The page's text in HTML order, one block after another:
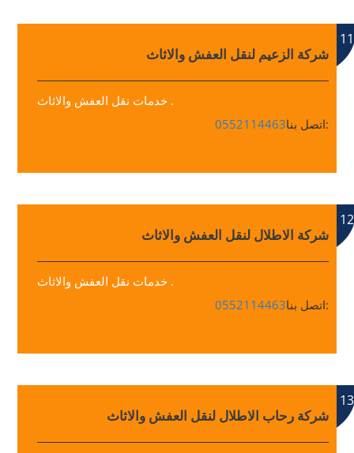
11
شركة الزعيم لنقل العفش والاثاث
خدمات نقل العفش والاثاث .
0552114463
اتصل بنا:
12
شركة الاطلال لنقل العفش والاثاث
خدمات نقل العفش والاثاث .
0552114463
اتصل بنا:
13
شركة رحاب الاطلال لنقل العفش والاثاث